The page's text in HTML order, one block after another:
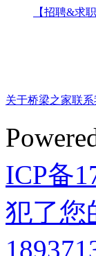
【招聘&求职
关于桥梁之家联系
ICP备
犯了您